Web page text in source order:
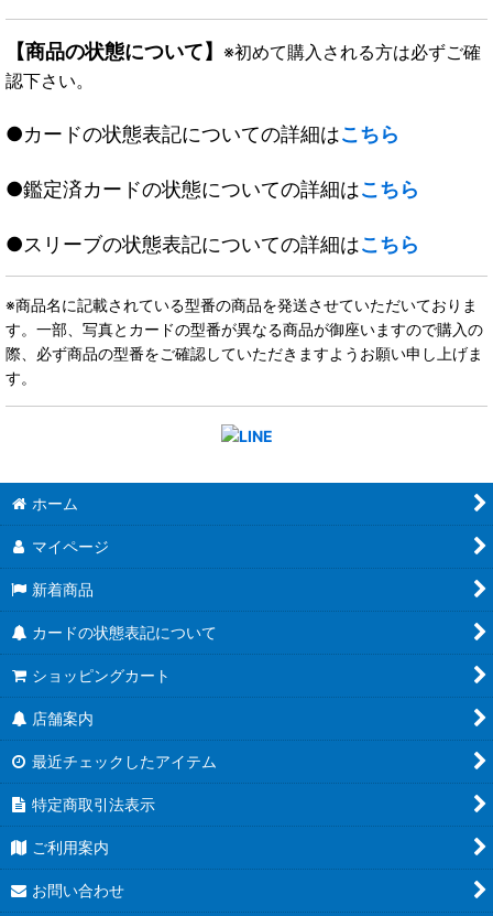
【商品の状態について】 ※初めて購入される方は必ずご確
認下さい。
●カードの状態表記についての詳細はこちら
●鑑定済カードの状態についての詳細はこちら
●スリーブの状態表記についての詳細はこちら
※商品名に記載されている型番の商品を発送させていただいておりま
す。一部、写真とカードの型番が異なる商品が御座いますので購入の
際、必ず商品の型番をご確認していただきますようお願い申し上げま
す。
ホーム
マイページ
新着商品
カードの状態表記について
ショッピングカート
店舗案内
最近チェックしたアイテム
特定商取引法表示
ご利用案内
お問い合わせ